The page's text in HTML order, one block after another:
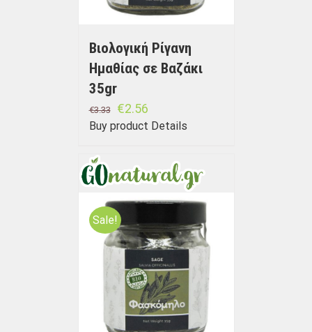
Βιολογική Ρίγανη
Ημαθίας σε Bαζάκι
35gr
€3.33 €2.56
Buy product Details
Sale!